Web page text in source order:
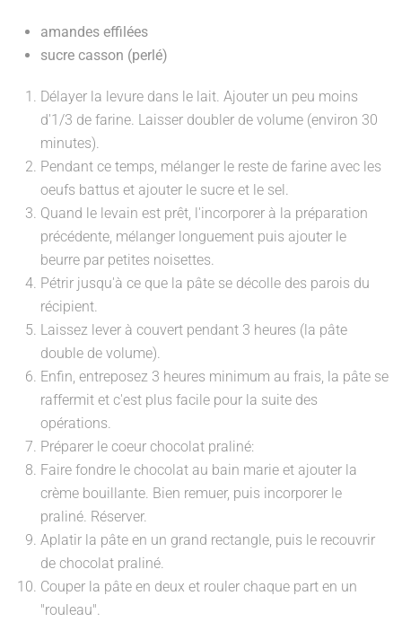
amandes effilées
sucre casson (perlé)
Délayer la levure dans le lait. Ajouter un peu moins
d'1/3 de farine. Laisser doubler de volume (environ 30
minutes).
Pendant ce temps, mélanger le reste de farine avec les
oeufs battus et ajouter le sucre et le sel.
Quand le levain est prêt, l'incorporer à la préparation
précédente, mélanger longuement puis ajouter le
beurre par petites noisettes.
Pétrir jusqu'à ce que la pâte se décolle des parois du
récipient.
Laissez lever à couvert pendant 3 heures (la pâte
double de volume).
Enfin, entreposez 3 heures minimum au frais, la pâte se
raffermit et c'est plus facile pour la suite des
opérations.
Préparer le coeur chocolat praliné:
Faire fondre le chocolat au bain marie et ajouter la
crème bouillante. Bien remuer, puis incorporer le
praliné. Réserver.
Aplatir la pâte en un grand rectangle, puis le recouvrir
de chocolat praliné.
Couper la pâte en deux et rouler chaque part en un
"rouleau".